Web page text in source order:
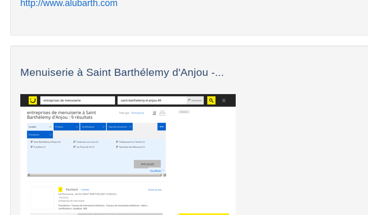
http://www.alubarth.com
Menuiserie à Saint Barthélemy d'Anjou -...